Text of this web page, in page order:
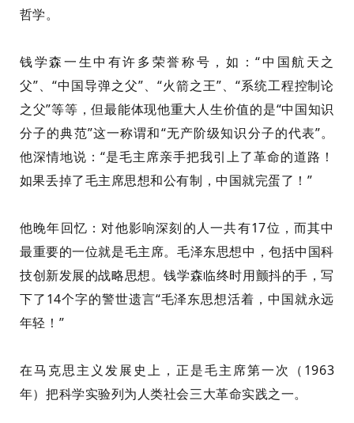
哲学。
钱学森一生中有许多荣誉称号，如：“中国航天之
父”、“中国导弹之父”、“火箭之王”、“系统工程控制论
之父”等等，但最能体现他重大人生价值的是“中国知识
分子的典范”这一称谓和“无产阶级知识分子的代表”。
他深情地说：“是毛主席亲手把我引上了革命的道路！
如果丢掉了毛主席思想和公有制，中国就完蛋了！”
他晚年回忆：对他影响深刻的人一共有17位，而其中
最重要的一位就是毛主席。毛泽东思想中 ，包括中国科
技创新发展的战略思想。钱学森临终时用颤抖的手，写
下了14个字的警世遗言“毛泽东思想活着，中国就永远
年轻！”
在马克思主义发展史上， 正是毛主席第一次（1963
年）把科学实验列为人类社会三大革命实践之一。